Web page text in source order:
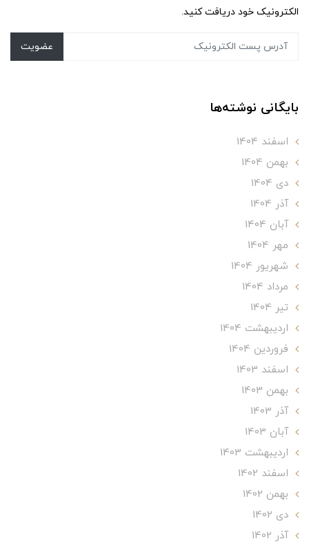
الکترونیک خود دریافت کنید.
عضویت
بایگانی نوشته‌ها
اسفند 1404
بهمن 1404
دی 1404
آذر 1404
آبان 1404
مهر 1404
شهریور 1404
مرداد 1404
تير 1404
ارديبهشت 1404
فروردین 1404
اسفند 1403
بهمن 1403
آذر 1403
آبان 1403
ارديبهشت 1403
اسفند 1402
بهمن 1402
دی 1402
آذر 1402